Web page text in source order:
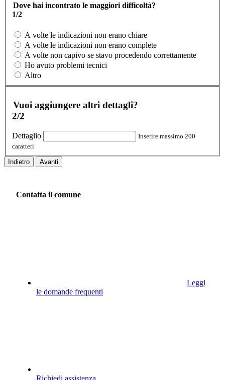
Dove hai incontrato le maggiori difficoltà?
1/2
A volte le indicazioni non erano chiare
A volte le indicazioni non erano complete
A volte non capivo se stavo procedendo correttamente
Ho avuto problemi tecnici
Altro
Vuoi aggiungere altri dettagli?
2/2
Dettaglio
Inserire massimo 200
caratteri
Indietro Avanti
Contatta il comune
Leggi
le domande frequenti
Richiedi assistenza